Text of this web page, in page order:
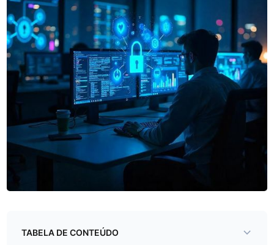
TABELA DE CONTEÚDO